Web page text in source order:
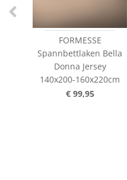
FORMESSE
Spannbettlaken Bella
Donna Jersey
140x200-160x220cm
€ 99,95